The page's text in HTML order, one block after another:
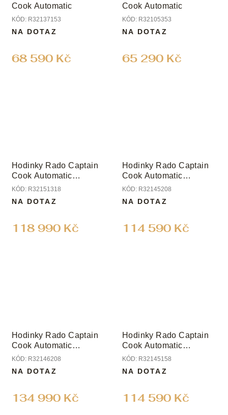
Cook Automatic
KÓD: R32137153
68 590 Kč
NA DOTAZ
Cook Automatic
KÓD: R32105353
65 290 Kč
NA DOTAZ
Hodinky Rado Captain
Cook Automatic
Chronograph
KÓD: R32151318
118 990 Kč
NA DOTAZ
Hodinky Rado Captain
Cook Automatic
Chronograph
KÓD: R32145208
114 590 Kč
NA DOTAZ
Hodinky Rado Captain
Cook Automatic
Chronograph
KÓD: R32146208
134 990 Kč
NA DOTAZ
Hodinky Rado Captain
Cook Automatic
Chronograph
KÓD: R32145158
114 590 Kč
NA DOTAZ